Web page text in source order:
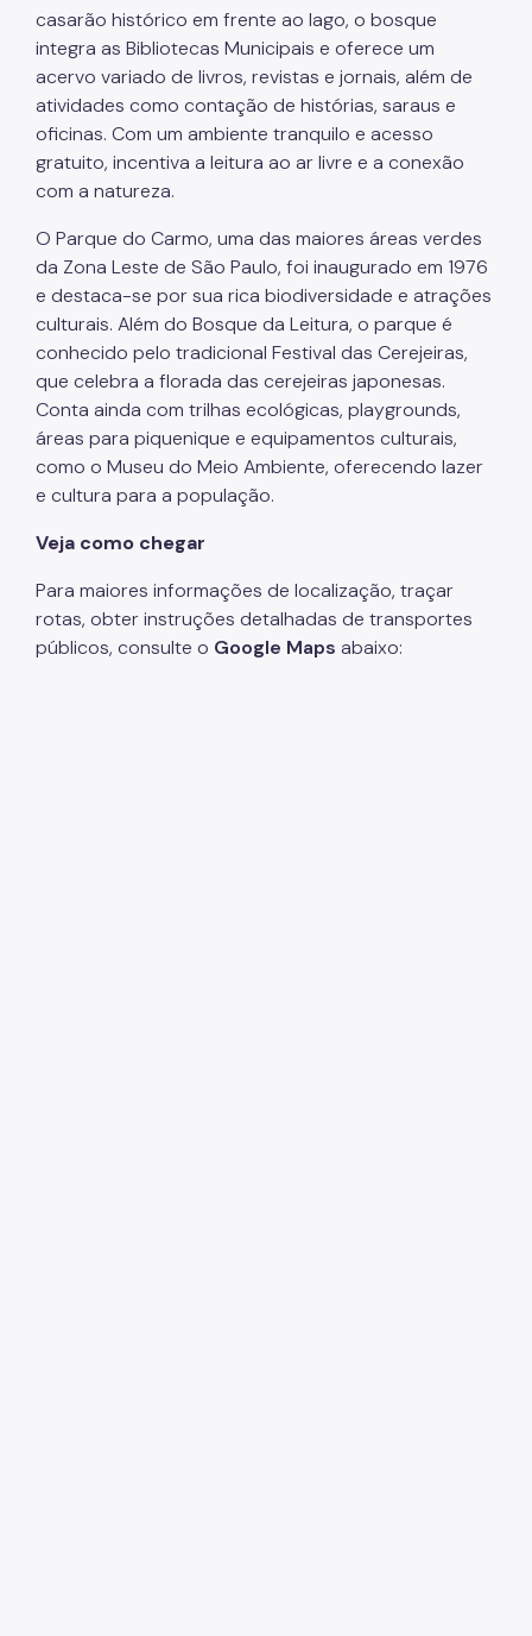
casarão histórico em frente ao lago, o bosque
integra as Bibliotecas Municipais e oferece um
acervo variado de livros, revistas e jornais, além de
atividades como contação de histórias, saraus e
oficinas. Com um ambiente tranquilo e acesso
gratuito, incentiva a leitura ao ar livre e a conexão
com a natureza.
O Parque do Carmo, uma das maiores áreas verdes
da Zona Leste de São Paulo, foi inaugurado em 1976
e destaca-se por sua rica biodiversidade e atrações
culturais. Além do Bosque da Leitura, o parque é
conhecido pelo tradicional Festival das Cerejeiras,
que celebra a florada das cerejeiras japonesas.
Conta ainda com trilhas ecológicas, playgrounds,
áreas para piquenique e equipamentos culturais,
como o Museu do Meio Ambiente, oferecendo lazer
e cultura para a população.
Veja como chegar
Para maiores informações de localização, traçar
rotas, obter instruções detalhadas de transportes
públicos, consulte o Google Maps abaixo: